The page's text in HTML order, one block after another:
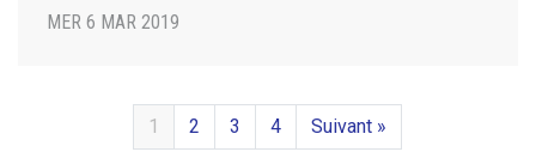
MER 6 MAR 2019
1 2 3 4 Suivant »